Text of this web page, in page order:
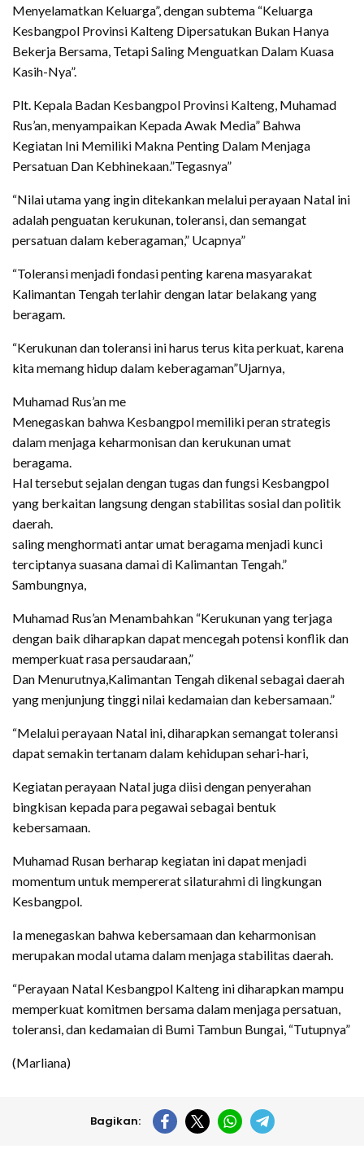
Menyelamatkan Keluarga”, dengan subtema “Keluarga
Kesbangpol Provinsi Kalteng Dipersatukan Bukan Hanya
Bekerja Bersama, Tetapi Saling Menguatkan Dalam Kuasa
Kasih-Nya”.
Plt. Kepala Badan Kesbangpol Provinsi Kalteng, Muhamad
Rus’an, menyampaikan Kepada Awak Media” Bahwa
Kegiatan Ini Memiliki Makna Penting Dalam Menjaga
Persatuan Dan Kebhinekaan.”Tegasnya”
“Nilai utama yang ingin ditekankan melalui perayaan Natal ini
adalah penguatan kerukunan, toleransi, dan semangat
persatuan dalam keberagaman,” Ucapnya”
“Toleransi menjadi fondasi penting karena masyarakat
Kalimantan Tengah terlahir dengan latar belakang yang
beragam.
“Kerukunan dan toleransi ini harus terus kita perkuat, karena
kita memang hidup dalam keberagaman”Ujarnya,
Muhamad Rus’an me
Menegaskan bahwa Kesbangpol memiliki peran strategis
dalam menjaga keharmonisan dan kerukunan umat
beragama.
Hal tersebut sejalan dengan tugas dan fungsi Kesbangpol
yang berkaitan langsung dengan stabilitas sosial dan politik
daerah.
saling menghormati antar umat beragama menjadi kunci
terciptanya suasana damai di Kalimantan Tengah.”
Sambungnya,
Muhamad Rus’an Menambahkan “Kerukunan yang terjaga
dengan baik diharapkan dapat mencegah potensi konflik dan
memperkuat rasa persaudaraan,”
Dan Menurutnya,Kalimantan Tengah dikenal sebagai daerah
yang menjunjung tinggi nilai kedamaian dan kebersamaan.”
“Melalui perayaan Natal ini, diharapkan semangat toleransi
dapat semakin tertanam dalam kehidupan sehari-hari,
Kegiatan perayaan Natal juga diisi dengan penyerahan
bingkisan kepada para pegawai sebagai bentuk
kebersamaan.
Muhamad Rusan berharap kegiatan ini dapat menjadi
momentum untuk mempererat silaturahmi di lingkungan
Kesbangpol.
Ia menegaskan bahwa kebersamaan dan keharmonisan
merupakan modal utama dalam menjaga stabilitas daerah.
“Perayaan Natal Kesbangpol Kalteng ini diharapkan mampu
memperkuat komitmen bersama dalam menjaga persatuan,
toleransi, dan kedamaian di Bumi Tambun Bungai, “Tutupnya”
(Marliana)
Bagikan: